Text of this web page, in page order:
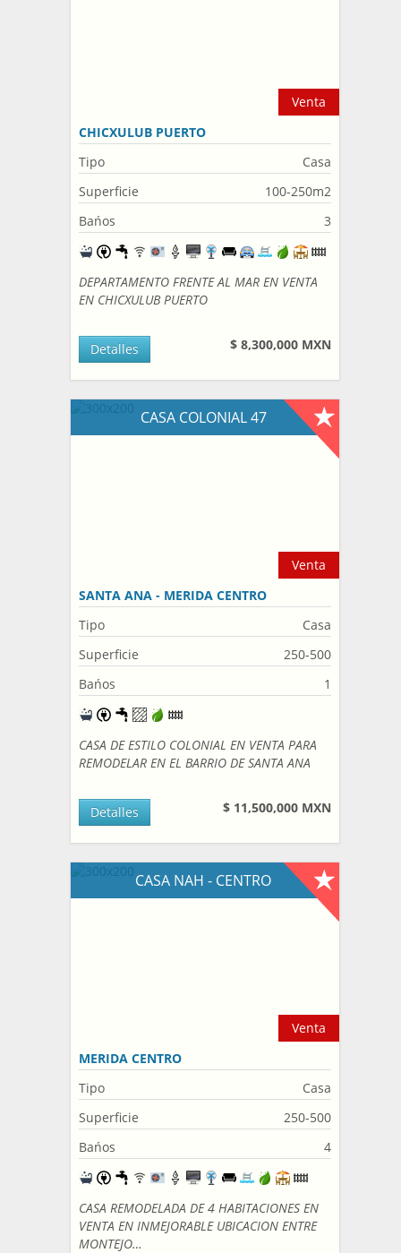
Venta
CHICXULUB PUERTO
Tipo
Casa
Superficie
100-250m2
Bańos
3
DEPARTAMENTO FRENTE AL MAR EN VENTA
EN CHICXULUB PUERTO
$ 8,300,000 MXN
Detalles
CASA COLONIAL 47
Venta
SANTA ANA - MERIDA CENTRO
Tipo
Casa
Superficie
250-500
Bańos
1
CASA DE ESTILO COLONIAL EN VENTA PARA
REMODELAR EN EL BARRIO DE SANTA ANA
$ 11,500,000 MXN
Detalles
CASA NAH - CENTRO
Venta
MERIDA CENTRO
Tipo
Casa
Superficie
250-500
Bańos
4
CASA REMODELADA DE 4 HABITACIONES EN
VENTA EN INMEJORABLE UBICACION ENTRE
MONTEJO…